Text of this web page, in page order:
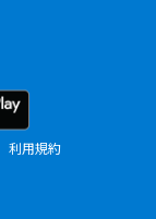
利用規約